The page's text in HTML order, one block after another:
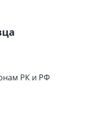
РК и РФ